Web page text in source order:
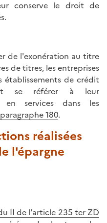
conserve le droit de
de l'exonération au titre
de titres, les entreprises
établissements de crédit
se référer à leur
en services dans les
paragraphe 180.
réalisées
l'épargne
II de l'article 235 ter ZD